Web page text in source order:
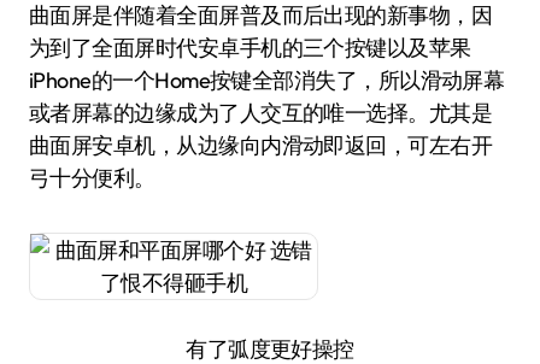
曲面屏是伴随着全面屏普及而后出现的新事物，因
为到了全面屏时代安卓手机的三个按键以及苹果
iPhone的一个Home按键全部消失了，所以滑动屏幕
或者屏幕的边缘成为了人交互的唯一选择。尤其是
曲面屏安卓机，从边缘向内滑动即返回，可左右开
弓十分便利。
有了弧度更好操控